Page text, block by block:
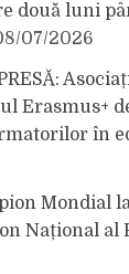
două luni
07/2026
Erasmus+
în
Mondial
Național al